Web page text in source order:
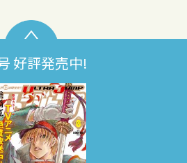
好評発売中!